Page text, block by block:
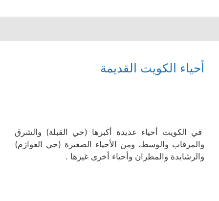
أحياء الكويت القديمة
في الكويت أحياء عديدة أكبرها (حي القبلة) والشرق
والمرقاب والوسط، ومن الأحياء الصغيرة (حي العوازم)
والرشايدة والمطران وأحياء أخرى غيرها .